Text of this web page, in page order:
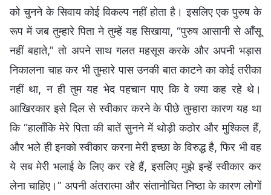
को चुनने के सिवाय कोई विकल्प नहीं होता है। इसलिए एक पुरुष के
रूप में जब तुम्हारे पिता ने तुम्हें यह सिखाया, “पुरुष आसानी से आँसू
नहीं बहाते,” तो अपने साथ गलत महसूस करके और अपनी भड़ास
निकालना चाह कर भी तुम्हारे पास उनकी बात काटने का कोई तरीका
नहीं था, न ही तुम यह भेद पहचान पाए कि वे क्या कह रहे थे।
आखिरकार इसे दिल से स्वीकार करने के पीछे तुम्हारा कारण यह था
कि “हालाँकि मेरे पिता की बातें सुनने में थोड़ी कठोर और मुश्किल हैं,
और भले ही इनको स्वीकार करना मेरी इच्छा के विरुद्ध है, फिर भी वह
ये सब मेरी भलाई के लिए कर रहे हैं, इसलिए मुझे इन्हें स्वीकार कर
लेना चाहिए।” अपनी अंतरात्मा और संतानोचित निष्ठा के कारण लोगों